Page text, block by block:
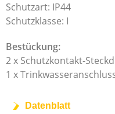
Schutzart: IP44
Schutzklasse: I
Bestückung:
2 x Schutzkontakt-
1 x
Datenblatt